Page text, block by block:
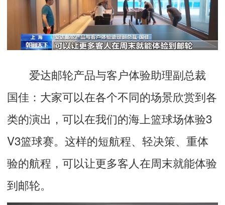
爱达邮轮产品与客户体验助理副总裁
国佳： 大家可以在各个不同的场景欣赏到各
类的演出，可以在我们的海上篮球场体验3
V3篮球赛。这样的短航程、轻决策、重体
验的航程，可以让更多客人在周末就能体验
到邮轮。